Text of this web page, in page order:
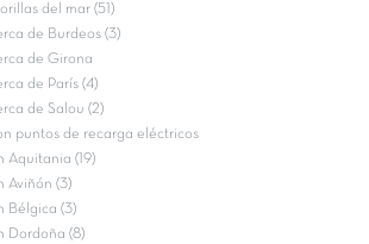
del mar (51)
de Burdeos (3)
de Girona
de París (4)
de Salou (2)
puntos de recarga eléctricos
Aquitania (19)
Aviñón (3)
Bélgica (3)
Dordoña (8)